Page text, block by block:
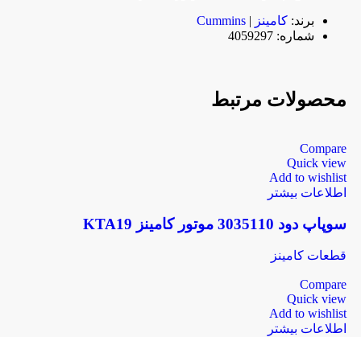
برند: کامینز |
Cummins
شماره: 4059297
محصولات مرتبط
Compare
Quick view
Add to wishlist
اطلاعات بیشتر
سوپاپ دود 3035110 موتور کامینز KTA19
قطعات کامینز
Compare
Quick view
Add to wishlist
اطلاعات بیشتر